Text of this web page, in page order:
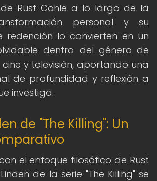
Rust Cohle a lo largo de la
personal y su
redención lo convierten en un
dentro del género de
y televisión, aportando una
de profundidad y reflexión a
investiga.
de "The Killing": Un
el enfoque filosófico de Rust
de la serie "The Killing" se